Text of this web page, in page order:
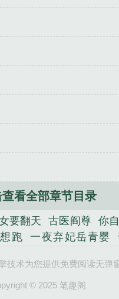
查看全部章节目录
要翻天 古医阎尊
你
跑 一夜弃妃岳青婴
楚月秦恒 龙神狂将
遥
傅小官虞问筠
技术为您提供免费阅读无弹
© 2025 笔趣阁